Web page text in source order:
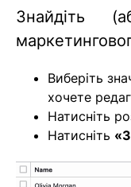
Знайдіть
Виберіть
хочете
Натисніть
Натисніть